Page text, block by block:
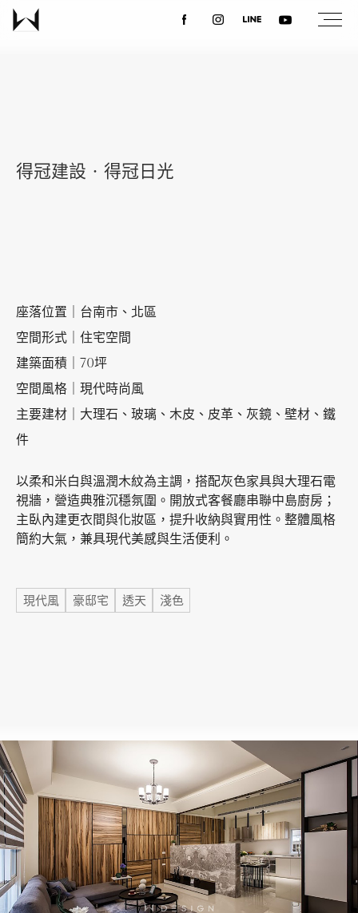
加盟徵才
得冠建設‧得冠日光
座落位置｜台南市、北區
空間形式｜住宅空間
建築面積｜70坪
空間風格｜現代時尚風
主要建材｜大理石、玻璃、木皮、皮革、灰鏡、壁材、鐵
件
以柔和米白與溫潤木紋為主調，搭配灰色家具與大理石電
視牆，營造典雅沉穩氛圍。開放式客餐廳串聯中島廚房；
主臥內建更衣間與化妝區，提升收納與實用性。整體風格
簡約大氣，兼具現代美感與生活便利。
標籤
現代風 豪邸宅 透天 淺色